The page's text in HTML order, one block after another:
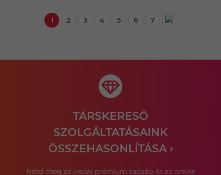
1 2 3 4 5 6 7
TÁRSKERESŐ
SZOLGÁLTATÁSAINK
ÖSSZEHASONLÍTÁSA ›
Nézd meg az irodai prémium tagság és az online